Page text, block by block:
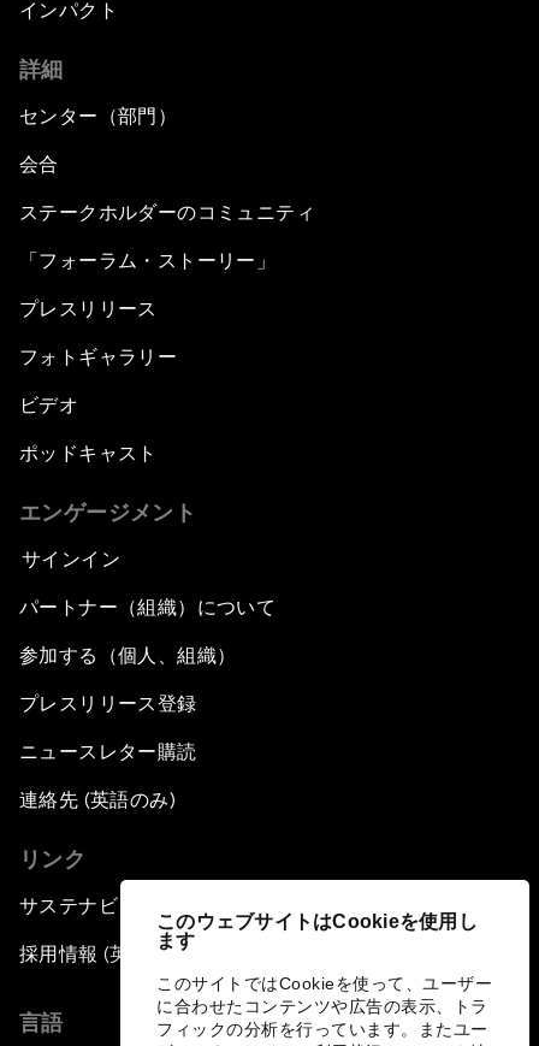
このウェブサイトはCookieを使用し
ます
このサイトではCookieを使って、ユーザー
に合わせたコンテンツや広告の表示、トラ
フィックの分析を行っています。またユー
インパクト
詳細
センター（部門）
会合
ステークホルダーのコミュニティ
「フォーラム・ストーリー」
プレスリリース
フォトギャラリー
ビデオ
ポッドキャスト
エンゲージメント
サインイン
パートナー（組織）について
参加する（個人、組織）
プレスリリース登録
ニュースレター購読
連絡先 (英語のみ)
リンク
サステナビリティへの取り組み
採用情報 (英語のみ)
言語